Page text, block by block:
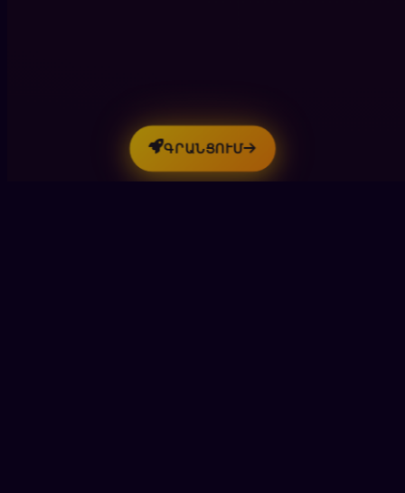
ԳՐԱՆՑՈՒՄ